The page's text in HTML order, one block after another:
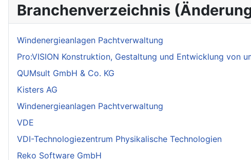
Branchenverzeichnis
Windenergieanlagen Pachtverwaltung
Pro:VISION Konstruktion, Gestaltung und Entwicklung von
QUMsult GmbH & Co. KG
Kisters AG
Windenergieanlagen Pachtverwaltung
VDE
VDI-Technologiezentrum Physikalische Technologien
Reko Software GmbH